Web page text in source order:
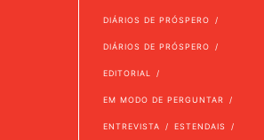
DIÁRIOS DE PRÓSPERO
DIÁRIOS DE PRÓSPERO
EDITORIAL
EM MODO DE PERGUNTAR
ENTREVISTA ESTENDAIS